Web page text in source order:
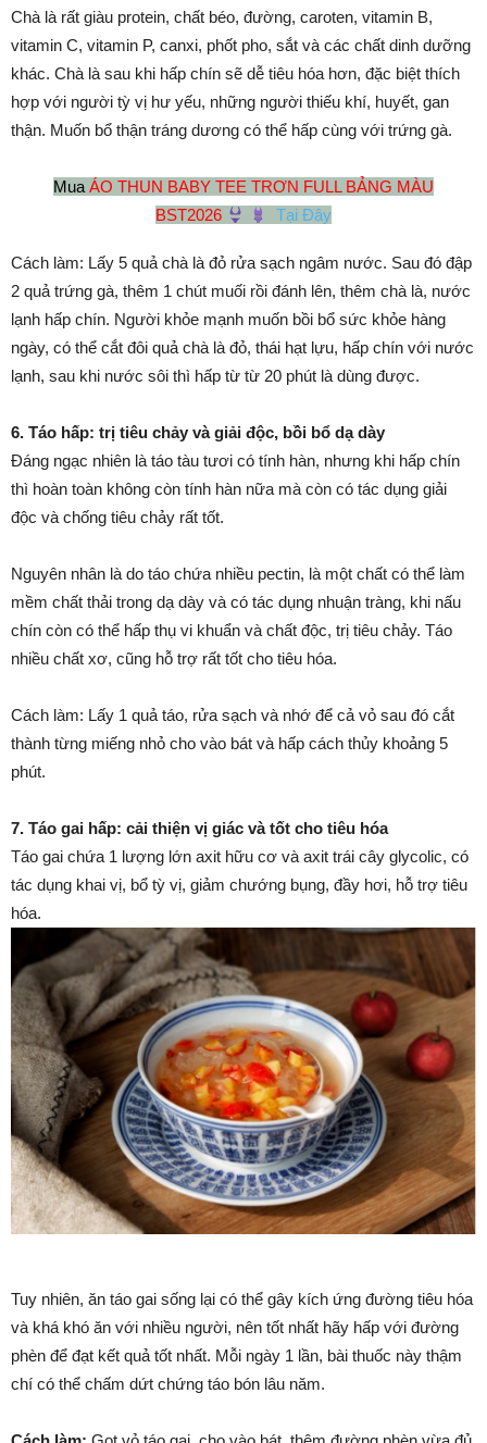
Chà là rất giàu protein, chất béo, đường, caroten, vitamin B,
vitamin C, vitamin P, canxi, phốt pho, sắt và các chất dinh dưỡng
khác. Chà là sau khi hấp chín sẽ dễ tiêu hóa hơn, đặc biệt thích
hợp với người tỳ vị hư yếu, những người thiếu khí, huyết, gan
thận. Muốn bổ thận tráng dương có thể hấp cùng với trứng gà.
Mua ÁO THUN BABY TEE TRƠN FULL BẢNG MÀU
BST2026
Tại Đây
Cách làm: Lấy 5 quả chà là đỏ rửa sạch ngâm nước. Sau đó đập
2 quả trứng gà, thêm 1 chút muối rồi đánh lên, thêm chà là, nước
lạnh hấp chín. Người khỏe mạnh muốn bồi bổ sức khỏe hàng
ngày, có thể cắt đôi quả chà là đỏ, thái hạt lựu, hấp chín với nước
lạnh, sau khi nước sôi thì hấp từ từ 20 phút là dùng được.
6. Táo hấp: trị tiêu chảy và giải độc, bồi bổ dạ dày
Đáng ngạc nhiên là táo tàu tươi có tính hàn, nhưng khi hấp chín
thì hoàn toàn không còn tính hàn nữa mà còn có tác dụng giải
độc và chống tiêu chảy rất tốt.
Nguyên nhân là do táo chứa nhiều pectin, là một chất có thể làm
mềm chất thải trong dạ dày và có tác dụng nhuận tràng, khi nấu
chín còn có thể hấp thụ vi khuẩn và chất độc, trị tiêu chảy. Táo
nhiều chất xơ, cũng hỗ trợ rất tốt cho tiêu hóa.
Cách làm: Lấy 1 quả táo, rửa sạch và nhớ để cả vỏ sau đó cắt
thành từng miếng nhỏ cho vào bát và hấp cách thủy khoảng 5
phút.
7. Táo gai hấp: cải thiện vị giác và tốt cho tiêu hóa
Táo gai chứa 1 lượng lớn axit hữu cơ và axit trái cây glycolic, có
tác dụng khai vị, bổ tỳ vị, giảm chướng bụng, đầy hơi, hỗ trợ tiêu
hóa.
Tuy nhiên, ăn táo gai sống lại có thể gây kích ứng đường tiêu hóa
và khá khó ăn với nhiều người, nên tốt nhất hãy hấp với đường
phèn để đạt kết quả tốt nhất. Mỗi ngày 1 lần, bài thuốc này thậm
chí có thể chấm dứt chứng táo bón lâu năm.